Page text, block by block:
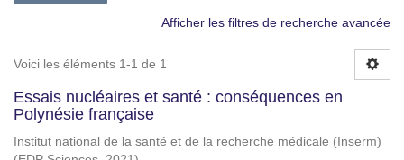
Afficher les filtres de recherche avancée
Voici les éléments 1-1 de 1
Essais nucléaires et santé : conséquences en
Polynésie française
Institut national de la santé et de la recherche médicale (Inserm)